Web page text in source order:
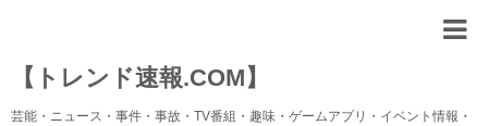
【トレンド速報.COM】
芸能・ニュース・事件・事故・TV番組・趣味・ゲームアプリ・イベント情報・